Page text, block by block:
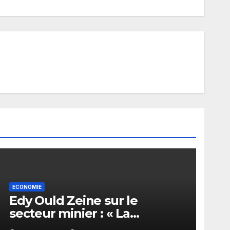
ECONOMIE
Edy Ould Zeine sur le
secteur minier : « La
corruption n’existe pas en